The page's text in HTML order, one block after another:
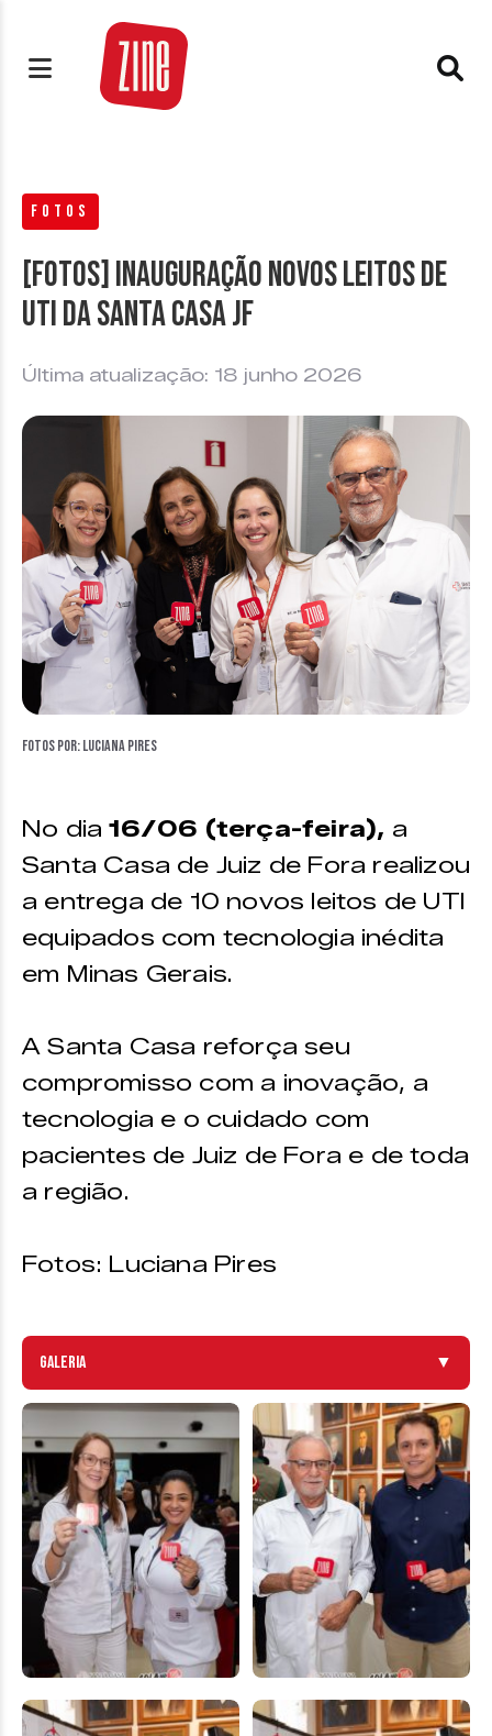
FOTOS
[FOTOS] Inauguração novos leitos de
UTI da Santa Casa JF
Última atualização: 18 junho 2026
Fotos por: Luciana Pires
No dia16/06 (terça-feira), a
Santa Casa de Juiz de Fora realizou
a entrega de 10 novos leitos de UTI
equipados com tecnologia inédita
em Minas Gerais.
A Santa Casa reforça seu
compromisso com a inovação, a
tecnologia e o cuidado com
pacientes de Juiz de Fora e de toda
a região.
Fotos: Luciana Pires
Galeria ▼